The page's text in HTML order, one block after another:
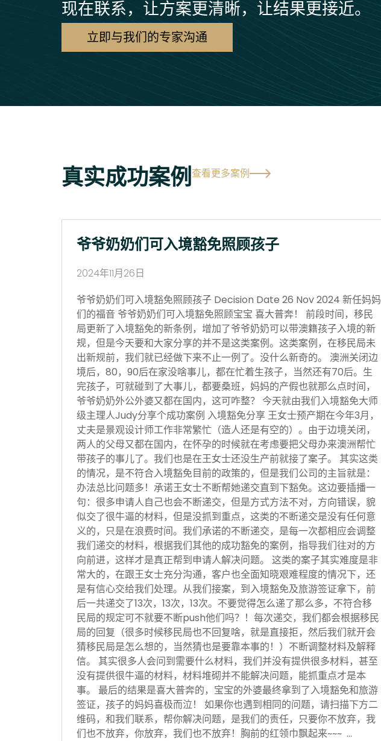
现在联系，让方案更清晰，让结果更接近。
立即与我们的专家沟通
真实成功案例查看更多案例
爷爷奶奶们可入境豁免照顾孩子
2024年11月26日
爷爷奶奶们可入境豁免照顾孩子 Decision Date 26 Nov 2024 新任妈妈
们的福音 爷爷奶奶们可入境豁免照顾宝宝 喜大普奔！ 前段时间，移民
局更新了入境豁免的新条例，增加了爷爷奶奶可以带澳籍孩子入境的新
规，但是今天要和大家分享的并不是这类案例。这类案例，在移民局未
出新规前，我们就已经做下来不止一例了。没什么新奇的。 澳洲关闭边
境后，80，90后在家没啥事儿，都在忙着生孩子，当然还有70后。生
完孩子，可就碰到了大事儿，都要桑班，妈妈的产假也就那么点时间，
爷爷奶奶外公外婆又都在国内，这可咋整？ 今天就由我们入境豁免大师
级主理人Judy分享个成功案例 入境豁免分享 王女士预产期在今年3月，
丈夫是景观设计师工作非常繁忙（造人还是有空的）。由于边境关闭，
两人的父母又都在国内，在怀孕的时候就在考虑要把父母办来澳洲帮忙
带孩子的事儿了。我们也是在王女士还没生产前就接了案子。 其实这类
的情况，是不符合入境豁免目前的政策的，但是我们公司的主旨就是：
办法总比问题多！承诺王女士不断帮她递交直到下豁免。这边要插播一
句：很多申请人自己也会不断递交，但是方式方法不对，方向错误，貌
似交了很牛逼的材料，但是没抓到重点，这类的不断递交是没有任何意
义的，只是在浪费时间。我们承诺的不断递交，是每一次都相应会调整
我们递交的材料，根据我们其他的成功豁免的案例，指导我们往对的方
向前进，这样才是真正帮到申请人解决问题。 这类的案子其实难度是非
常大的，在跟王女士充分沟通，客户也全面知晓艰难程度的情况下，还
是有信心交给我们处理。从我们接案，到入境豁免及旅游签证拿下，前
后一共递交了13次，13次，13次。不要觉得怎么递了那么多，不符合移
民局的规定可不就要不断push他们吗？！每次递交，我们都会根据移民
局的回复（很多时候移民局也不回复啥，就是直接拒，然后我们就开会
猜移民局是怎么想的，当然猜也是要靠本事的！）不断调整材料及解释
信。 其实很多人会问到需要什么材料，我们并没有提供很多材料，甚至
没有提供很牛逼的材料，材料堆砌并不能解决问题，能抓重点才是本
事。 最后的结果是喜大普奔的，宝宝的外婆最终拿到了入境豁免和旅游
签证，孩子的妈妈喜极而泣！ 如果你也遇到相同的问题，请扫描下方二
维码，和我们联系，帮你解决问题，是我们的责任，只要你不放弃，我
们也不放弃，你放弃，我们也不放弃！胸前的红领巾飘起来~~~ …